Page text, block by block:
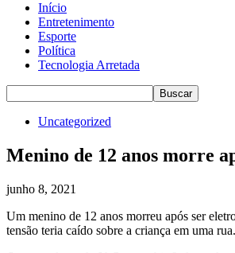
Início
Entretenimento
Esporte
Política
Tecnologia Arretada
Uncategorized
Menino de 12 anos morre
junho 8, 2021
Um menino de 12 anos morreu após ser
tensão teria caído sobre a criança em uma rua.